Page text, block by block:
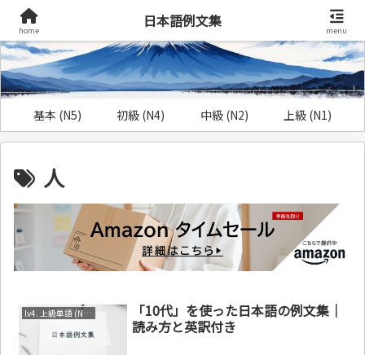
基本 (N5) 初級 (N4) 中級 (N2) 上級 (N1)
人
lv4. 上級単語 (N1～N2)
「10代」を使った日本語の例文集｜
読み方と英訳付き
home
日本語例文集
menu